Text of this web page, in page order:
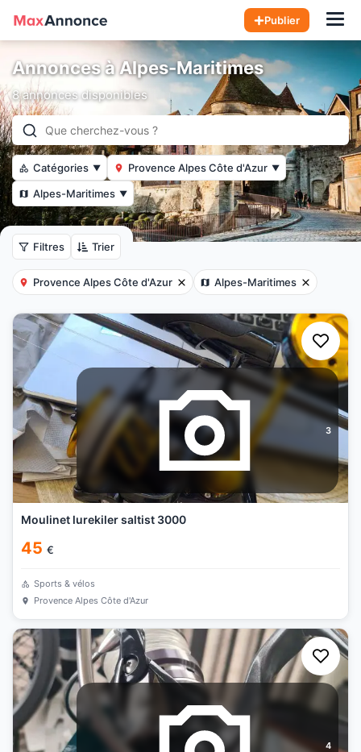
Publier
Annonces à Alpes-Maritimes
8 annonces disponibles
Catégories ▼ Provence Alpes Côte d'Azur ▼
Alpes-Maritimes ▼
Filtres Trier
Provence Alpes Côte d'Azur Alpes-Maritimes
3
Moulinet lurekiler saltist 3000
45 €
Sports & vélos
Provence Alpes Côte d'Azur
4